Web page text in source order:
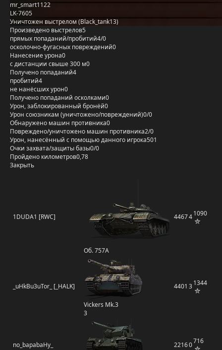
mr_smart1122
LK-7605
Уничтожен выстрелом (Black_tank13)
Произведено выстрелов5
прямых попаданий/пробитий4/0
осколочно-фугасных повреждений0
Нанесение урона0
с дистанции свыше 300 м0
Получено попаданий4
пробитий4
не нанёсших урон0
Получено попаданий осколками0
Урон, заблокированный бронёй0
Урон союзникам (уничтожено/повреждений)0/0
Обнаружено машин противника0
Повреждено/уничтожено машин противника2/0
Урон, нанесённый с помощью данного игрока501
Очки захвата/защиты базы0/0
Пройдено километров0,78
Закрыть
1DUDA1 [RWC]
Об. 757А
446741090
_uHkBu3uTor_ [_HALK]
Vickers Mk.3
3
4401 31344
no_bapabaHy_ 22160716